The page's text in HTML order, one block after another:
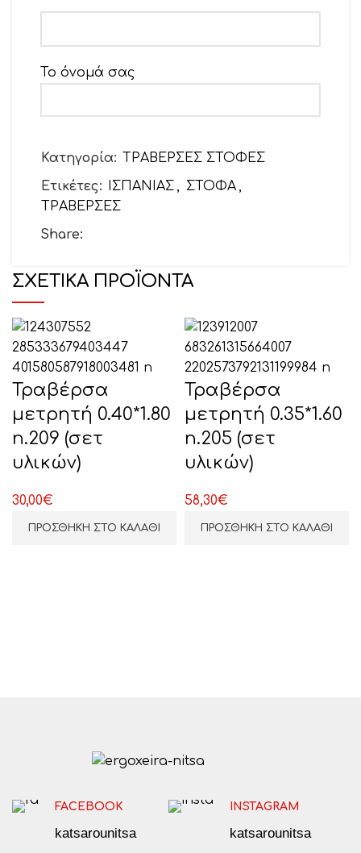
Το όνομά σας
Θέμα
Το μήνυμά σας (προαιρετικό)
Κατηγορία: ΤΡΑΒΕΡΣΕΣ ΣΤΟΦΕΣ
Ετικέτες: ΙΣΠΑΝΙΑΣ , ΣΤΟΦΑ ,
ΤΡΑΒΕΡΣΕΣ
Share:
ΣΧΕΤΙΚΆ ΠΡΟΪΌΝΤΑ
Τραβέρσα
μετρητή 0.40*1.80
n.209 (σετ
υλικών)
30,00€
ΠΡΟΣΘΉΚΗ ΣΤΟ ΚΑΛΆΘΙ
Τραβέρσα
μετρητή 0.35*1.60
n.205 (σετ
υλικών)
58,30€
ΠΡΟΣΘΉΚΗ ΣΤΟ ΚΑΛΆΘΙ
FACEBOOK
katsarounitsa
INSTAGRAM
katsarounitsa